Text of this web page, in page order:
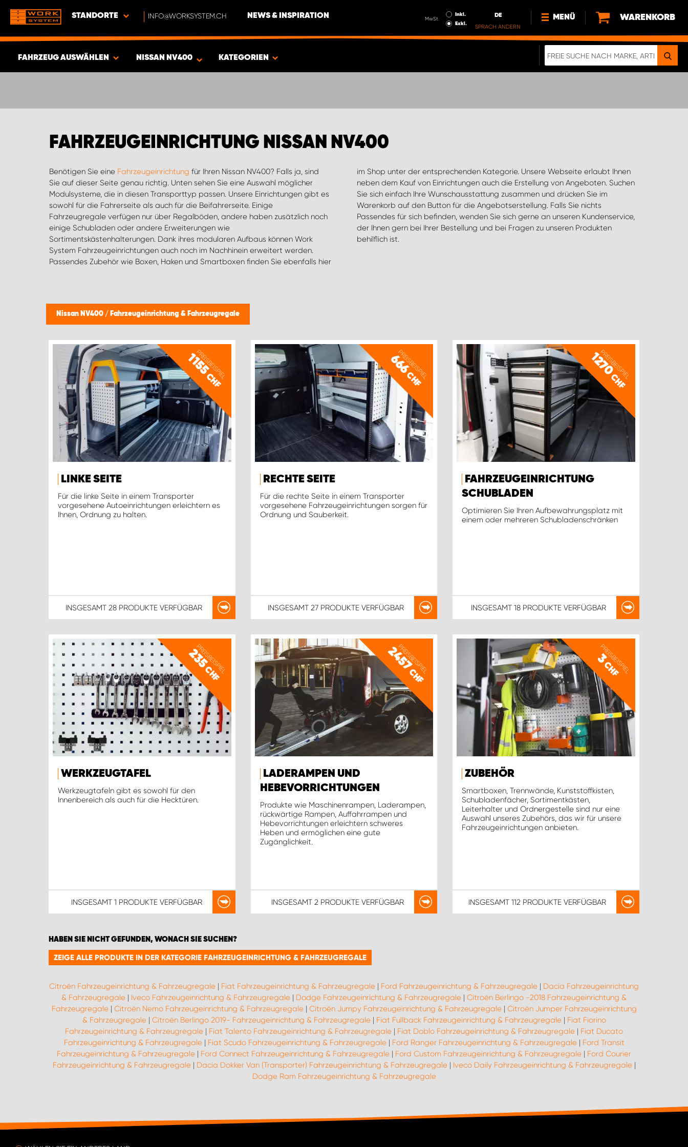
STANDORTE INFO@WORKSYSTEM.CH NEWS & INSPIRATION MwSt.
Inkl.
Exkl.
DE
SPRACH ÄNDERN
MENÜ
NEWS
WARENKORB
FAHRZEUG AUSWÄHLEN
ARTIKEL
NISSAN NV400 KATEGORIEN
FAHRZEUGEINRICHTUNG NISSAN NV400
Benötigen Sie eine Fahrzeugeinrichtung für Ihren Nissan NV400? Falls ja, sind
Sie auf dieser Seite genau richtig. Unten sehen Sie eine Auswahl möglicher
Modulsysteme, die in diesen Transporttyp passen. Unsere Einrichtungen gibt es
sowohl für die Fahrerseite als auch für die Beifahrerseite. Einige
Fahrzeugregale verfügen nur über Regalböden, andere haben zusätzlich noch
einige Schubladen oder andere Erweiterungen wie
Sortimentskästenhalterungen. Dank ihres modularen Aufbaus können Work
System Fahrzeugeinrichtungen auch noch im Nachhinein erweitert werden.
Passendes Zubehör wie Boxen, Haken und Smartboxen finden Sie ebenfalls hier
im Shop unter der entsprechenden Kategorie. Unsere Webseite erlaubt Ihnen
neben dem Kauf von Einrichtungen auch die Erstellung von Angeboten. Suchen
Sie sich einfach Ihre Wunschausstattung zusammen und drücken Sie im
Warenkorb auf den Button für die Angebotserstellung. Falls Sie nichts
Passendes für sich befinden, wenden Sie sich gerne an unseren Kundenservice,
der Ihnen gern bei Ihrer Bestellung und bei Fragen zu unseren Produkten
behilflich ist.
Nissan NV400 / Fahrzeugeinrichtung & Fahrzeugregale
PREISBEISPIEL
1155
CHF
LINKE SEITE
Für die linke Seite in einem Transporter
vorgesehene Autoeinrichtungen erleichtern es
Ihnen, Ordnung zu halten.
INSGESAMT 28 PRODUKTEVERFÜGBAR
PREISBEISPIEL
666
CHF
RECHTE SEITE
Für die rechte Seite in einem Transporter
vorgesehene Fahrzeugeinrichtungen sorgen für
Ordnung und Sauberkeit.
INSGESAMT 27 PRODUKTE VERFÜGBAR
PREISBEISPIEL
1270
CHF
FAHRZEUGEINRICHTUNG
SCHUBLADEN
Optimieren Sie Ihren Aufbewahrungsplatz mit
einem oder mehreren Schubladenschränken
INSGESAMT 18 PRODUKTEVERFÜGBAR
PREISBEISPIEL
235
CHF
WERKZEUGTAFEL
Werkzeugtafeln gibt es sowohl für den
Innenbereich als auch für die Hecktüren.
INSGESAMT 1 PRODUKTEVERFÜGBAR
PREISBEISPIEL
2457
CHF
LADERAMPEN UND
HEBEVORRICHTUNGEN
Produkte wie Maschinenrampen, Laderampen,
rückwärtige Rampen, Auffahrrampen und
Hebevorrichtungen erleichtern schweres
Heben und ermöglichen eine gute
Zugänglichkeit.
INSGESAMT 2 PRODUKTE VERFÜGBAR
PREISBEISPIEL
3
CHF
ZUBEHÖR
Smartboxen, Trennwände, Kunststoffkisten,
Schubladenfächer, Sortimentkästen,
Leiterhalter und Ordnergestelle sind nur eine
Auswahl unseres Zubehörs, das wir für unsere
Fahrzeugeinrichtungen anbieten.
INSGESAMT 112 PRODUKTEVERFÜGBAR
HABEN SIE NICHT GEFUNDEN, WONACH SIE SUCHEN?
ZEIGE ALLE PRODUKTE IN DER KATEGORIE FAHRZEUGEINRICHTUNG & FAHRZEUGREGALE
Citroën Fahrzeugeinrichtung & Fahrzeugregale | Fiat Fahrzeugeinrichtung & Fahrzeugregale | Ford Fahrzeugeinrichtung & Fahrzeugregale | Dacia Fahrzeugeinrichtung
& Fahrzeugregale | Iveco Fahrzeugeinrichtung & Fahrzeugregale | Dodge Fahrzeugeinrichtung & Fahrzeugregale | Citroën Berlingo -2018 Fahrzeugeinrichtung &
Fahrzeugregale| Citroën Nemo Fahrzeugeinrichtung & Fahrzeugregale| Citroën Jumpy Fahrzeugeinrichtung & Fahrzeugregale| Citroën Jumper Fahrzeugeinrichtung
& Fahrzeugregale| Citroën Berlingo 2019- Fahrzeugeinrichtung & Fahrzeugregale| Fiat Fullback Fahrzeugeinrichtung & Fahrzeugregale| Fiat Fiorino
Fahrzeugeinrichtung & Fahrzeugregale | Fiat Talento Fahrzeugeinrichtung & Fahrzeugregale | Fiat Doblo Fahrzeugeinrichtung & Fahrzeugregale | Fiat Ducato
Fahrzeugeinrichtung & Fahrzeugregale| Fiat Scudo Fahrzeugeinrichtung & Fahrzeugregale| Ford Ranger Fahrzeugeinrichtung & Fahrzeugregale| Ford Transit
Fahrzeugeinrichtung & Fahrzeugregale | Ford Connect Fahrzeugeinrichtung & Fahrzeugregale | Ford Custom Fahrzeugeinrichtung & Fahrzeugregale | Ford Courier
Fahrzeugeinrichtung & Fahrzeugregale| Dacia Dokker Van (Transporter) Fahrzeugeinrichtung & Fahrzeugregale| Iveco Daily Fahrzeugeinrichtung & Fahrzeugregale|
Dodge Ram Fahrzeugeinrichtung & Fahrzeugregale